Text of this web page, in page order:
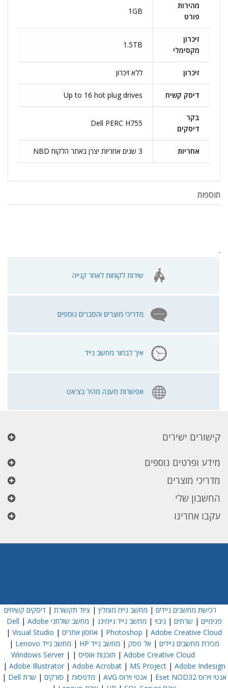
מהירות
פורט
1GB
זיכרון
מקסימלי
1.5TB
זיכרון ללא זיכרון
דיסק קשיח Up to 16 hot plug drives
בקר
דיסקים
Dell PERC H755
אחריות 3 שנים אחריות יצרן באתר הלקוח NBD
תוספות
.
שירות לקוחות לאחר קנייה
מדריכי מוצרים והסברים נוספים
איך לבחור מחשב נייד
אפשרות מענה מהיר בצ'אט
קישורים ישירים
מידע ופרטים נוספים
מדריכי מוצרים
החשבון שלי
עקבו אחרינו
רכישת מחשבים ניידים | מחשב נייח מומלץ | ציוד תקשורת |דיסקים קשיחים
פנימיים | שרתים | גיבוי | מחשב נייד גיימינג | מחשב שולחני Dell | Adobe
Photoshop | Adobe Creative Cloud
| אחסון אתרים |
Visual Studio
|
מכירת מחשבים ניידים | אל פסק | מחשב נייד HP | מחשב נייד Lenovo
|
Adobe Creative Cloud
| תוכנות אופיס |
Windows Server|
Adobe Illustrator| Adobe Acrobat| MS Project| Adobe Indesign
|
אנטי וירוס Eset NOD32
| אנטי וירוס AVG | מדפסות | סורקים | שרת Dell
|